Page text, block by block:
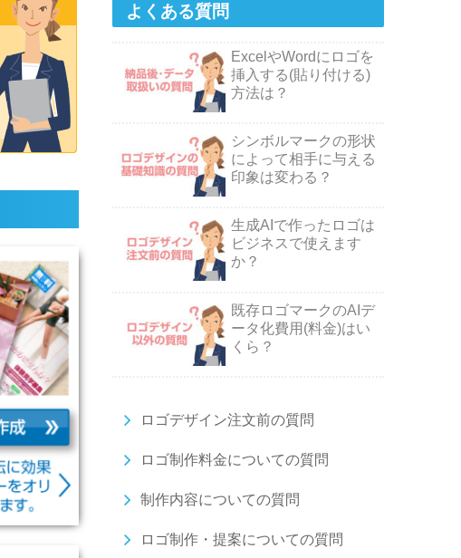
よくある質問
ExcelやWordにロゴを
挿入する(貼り付ける)
方法は？
シンボルマークの形状
によって相手に与える
印象は変わる？
生成AIで作ったロゴは
ビジネスで使えます
か？
既存ロゴマークのAIデ
ータ化費用(料金)はい
くら？
ロゴデザイン注文前の質問
ロゴ制作料金についての質問
制作内容についての質問
ロゴ制作・提案についての質問